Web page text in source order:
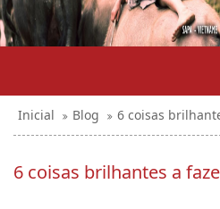
Inicial Blog 6 coisas
6 coisas brilhantes a